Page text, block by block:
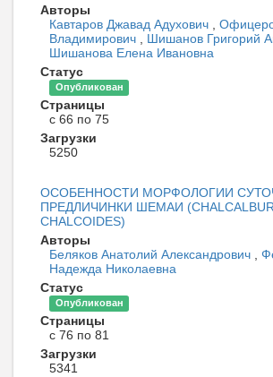
Авторы
Кавтаров Джавад Адухович ,
Владимирович , Шишанов Григорий
Шишанова Елена Ивановна
Статус
Опубликован
Страницы
с 66 по 75
Загрузки
5250
ОСОБЕННОСТИ МОРФОЛОГИИ
ПРЕДЛИЧИНКИ ШЕМАИ
CHALCOIDES)
Авторы
Беляков Анатолий Александрович ,
Надежда Николаевна
Статус
Опубликован
Страницы
с 76 по 81
Загрузки
5341